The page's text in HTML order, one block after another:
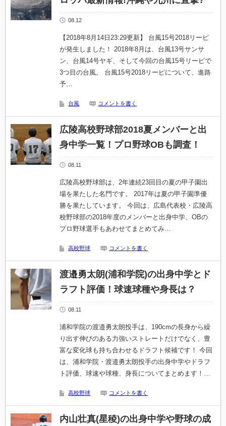
08.12
【2018年8月14日23:29更新】 台風15号2018リーピ
が発生しました！ 2018年8月は、台風13号サンサ
ン、台風14号ヤギ、そして今回の台風15号リーピで
3つ目の台風。 台風15号2018リーピについて、進路
予…
台風 コメントを書く
広陵高校野球部2018夏メンバーと出
身中学一覧！プロ野球OBも調査！
08.11
広陵高校野球部は、2年連続23回目の夏の甲子園出
場を果たした名門です。 2017年は夏の甲子園準優
勝を果たしています。 今回は、広島代表校・広陵高
校野球部の2018年度のメンバーと出身中学、OBの
プロ野球選手もあわせてまとめてみ…
高校野球 コメントを書く
渡邉勇太朗(浦和学院)の出身中学とド
ラフト評価！球速球種や身長は？
08.11
浦和学院の渡邉勇太朗投手は、190cmの長身から繰
り出す伸びのある力強いストレートだけでなく、豊
富な変化球も持ち合わせるドラフト候補です！ 今回
は、浦和学院・渡邉勇太朗投手の出身中学やドラフ
ト評価、球速や球種、身長についてまとめます！…
高校野球 コメントを書く
内山壮真(星稜)の出身中学や野球の成